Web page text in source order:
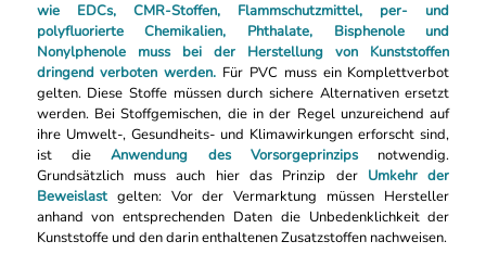
wie EDCs, CMR-Stoffen, Flammschutzmittel, per- und
polyfluorierte Chemikalien, Phthalate, Bisphenole und
Nonylphenole muss bei der Herstellung von Kunststoffen
dringend verboten werden. Für PVC muss ein Komplettverbot
gelten. Diese Stoffe müssen durch sichere Alternativen ersetzt
werden. Bei Stoffgemischen, die in der Regel unzureichend auf
ihre Umwelt-, Gesundheits- und Klimawirkungen erforscht sind,
ist dieAnwendung des Vorsorgeprinzips notwendig.
Grundsätzlich muss auch hier das Prinzip der Umkehr der
Beweislastgelten: Vor der Vermarktung müssen Hersteller
anhand von entsprechenden Daten die Unbedenklichkeit der
Kunststoffe und den darin enthaltenen Zusatzstoffen nachweisen.